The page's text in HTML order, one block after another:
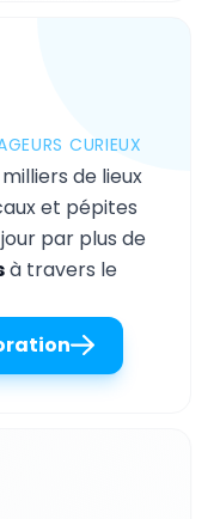
CURIEUX
de lieux
et pépites
par plus de
à travers le